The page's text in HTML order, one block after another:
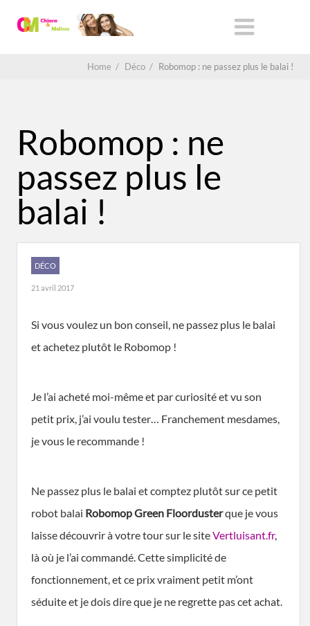
Home / Déco / Robomop : ne passez plus le balai !
Robomop : ne
passez plus le
balai !
DÉCO
21 avril 2017
Si vous voulez un bon conseil, ne passez plus le balai
et achetez plutôt le Robomop !
Je l’ai acheté moi-même et par curiosité et vu son
petit prix, j’ai voulu tester… Franchement mesdames,
je vous le recommande !
Ne passez plus le balai et comptez plutôt sur ce petit
robot balai Robomop Green Floordusterque je vous
laisse découvrir à votre tour sur le siteVertluisant.fr,
là où je l’ai commandé. Cette simplicité de
fonctionnement, et ce prix vraiment petit m’ont
séduite et je dois dire que je ne regrette pas cet achat.